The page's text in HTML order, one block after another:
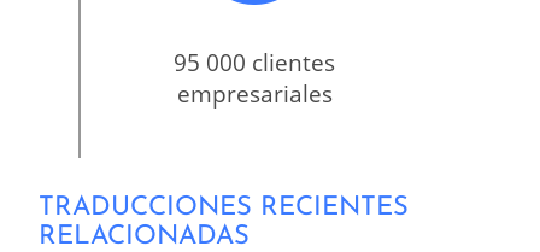
95 000 clientes
empresariales
TRADUCCIONES RECIENTES
RELACIONADAS